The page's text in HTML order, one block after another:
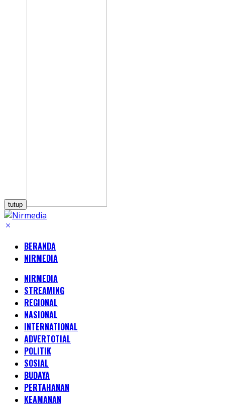
tutup
BERANDA
NIRMEDIA
NIRMEDIA
STREAMING
REGIONAL
NASIONAL
INTERNATIONAL
ADVERTOTIAL
POLITIK
SOSIAL
BUDAYA
PERTAHANAN
KEAMANAN